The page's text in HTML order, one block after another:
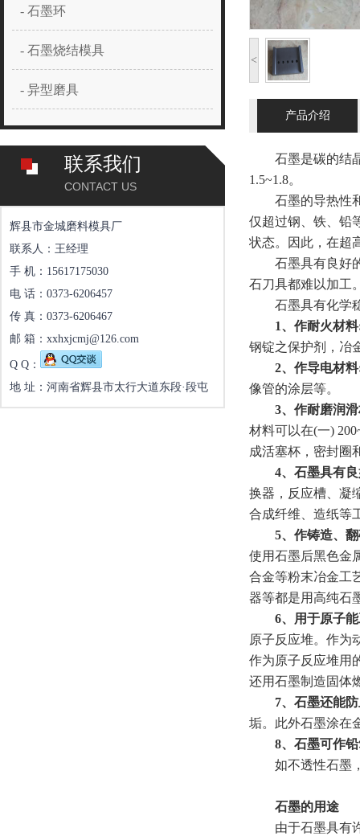
- 石墨环
- 石墨烧结模具
- 异型磨具
联系我们
CONTACT US
辉县市金城磨料模具厂
联系人：王经理
手 机：15617175030
电 话：0373-6206457
传 真：0373-6206467
邮 箱：xxhxjcmj@126.com
Q Q：
地 址：河南省辉县市太行大道东段·段屯
<
产品介绍
石墨是碳的结晶
1.5~1.8。
石墨的导热性和
仅超过钢、铁、铅
状态。因此，在超
石墨具有良好的
石刀具都难以加工
石墨具有化学稳
1、作耐火材
钢锭之保护剂，冶
2、作导电材
像管的涂层等。
3、作耐磨润
材料可以在(一)
成活塞杯，密封圈
4、石墨具有
换器，反应槽、凝
合成纤维、造纸等
5、作铸造、
使用石墨后黑色金
合金等粉末冶金工
器等都是用高纯石
6、用于原子
原子反应堆。作为
作为原子反应堆用
还用石墨制造固体
7、石墨还能
垢。此外石墨涂在
8、石墨可作
如不透性石墨，
石墨的用途
由于石墨具有许